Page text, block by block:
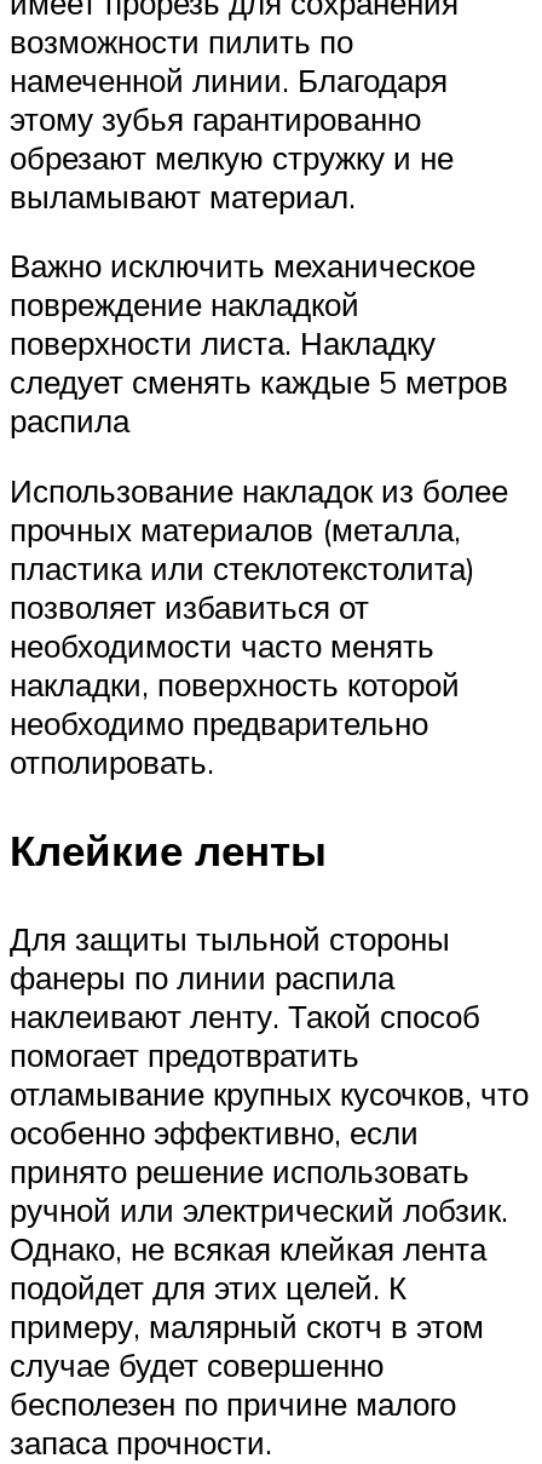
возможности пилить по
намеченной линии. Благодаря
этому зубья гарантированно
обрезают мелкую стружку и не
выламывают материал.
Важно исключить механическое
повреждение накладкой
поверхности листа. Накладку
следует сменять каждые 5 метров
распила
Использование накладок из более
прочных материалов (металла,
пластика или стеклотекстолита)
позволяет избавиться от
необходимости часто менять
накладки, поверхность которой
необходимо предварительно
отполировать.
Клейкие ленты
Для защиты тыльной стороны
фанеры по линии распила
наклеивают ленту. Такой способ
помогает предотвратить
отламывание крупных кусочков, что
особенно эффективно, если
принято решение использовать
ручной или электрический лобзик.
Однако, не всякая клейкая лента
подойдет для этих целей. К
примеру, малярный скотч в этом
случае будет совершенно
бесполезен по причине малого
запаса прочности.